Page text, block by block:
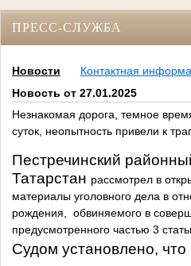
ПРЕСС-СЛУЖБА
Новости
Контактная
Новость от 27.01.2025
Незнакомая дорога, темное
суток, неопытность привели к
Пестречинский
Татарстан рассмотрел в
материалы уголовного дела в
рождения, обвиняемого в
предусмотренного частью 3
Судом установлено, что